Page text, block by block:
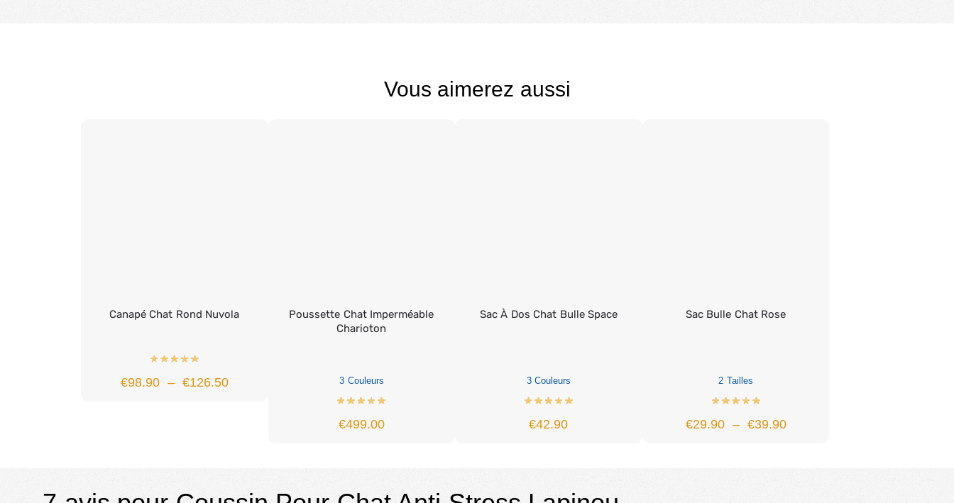
Vous aimerez aussi
Canapé Chat Rond Nuvola
€98.90 – €126.50
Poussette Chat Imperméable
Charioton
3 Couleurs
€499.00
Sac À Dos Chat Bulle Space
3 Couleurs
€42.90
Sac Bulle Chat Rose
2 Tailles
€29.90 – €39.90